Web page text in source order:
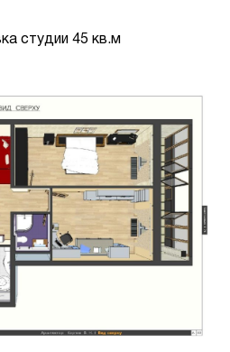
студии 45 кв.м